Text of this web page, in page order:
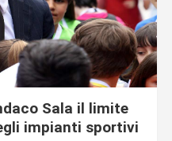
Sala il limite
impianti sportivi